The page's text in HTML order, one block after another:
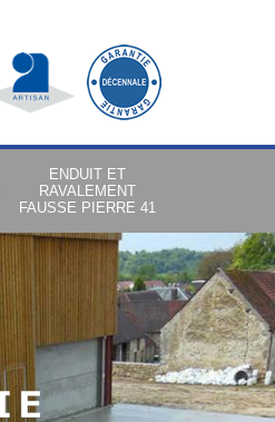
ENDUIT ET
RAVALEMENT
FAUSSE PIERRE 41